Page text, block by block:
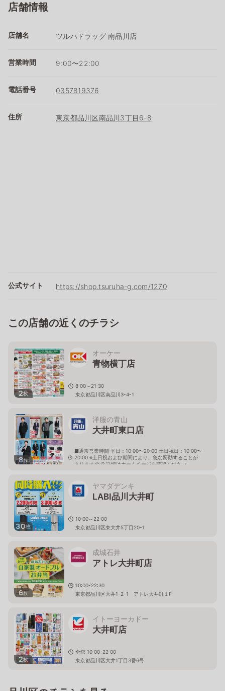
店舗情報
店舗名 ツルハドラッグ 南品川店
営業時間 9:00〜22:00
電話番号 0357819376
住所 東京都品川区南品川3丁目6-8
公式サイト https://shop.tsuruha-g.com/1270
この店舗の近くのチラシ
2枚
オーケー
青物横丁店
8:00～21:30
東京都品川区南品川3-4-1
8枚
洋服の青山
大井町東口店
■通常営業時間 平日：10:00〜20:00 土日祝日：10:00〜
20:00 ※土日祝および期間により、急な変動することが
ありますので 詳細はホームページを確認ください
30枚
ヤマダデンキ
LABI品川大井町
10:00～22:00
東京都品川区東大井5丁目20-1
6枚
成城石井
アトレ大井町店
10:00-22:30
東京都品川区大井1-2-1 アトレ大井町１F
2枚
イトーヨーカドー
大井町店
全館 10:00-22:00
東京都品川区大井1丁目3番6号